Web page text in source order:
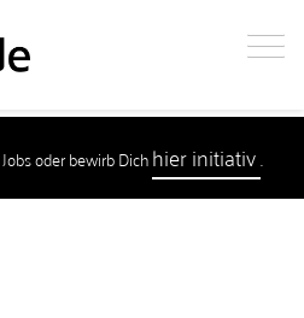
Jobs oder bewirb Dichhier initiativ.